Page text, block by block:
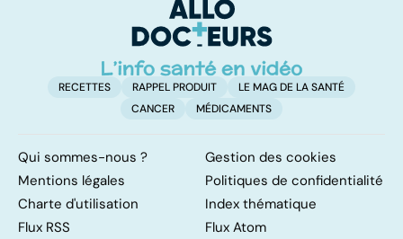
RECETTES RAPPEL PRODUIT
LE MAG DE LA SANTÉ
CANCER
MÉDICAMENTS
Qui sommes-nous ?
Gestion des cookies
Mentions légales
Politiques de confidentialité
Charte d'utilisation
Index thématique
Flux RSS
Flux Atom